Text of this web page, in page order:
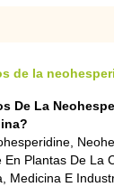
de la
De La
En Plantas De La
Medicina E